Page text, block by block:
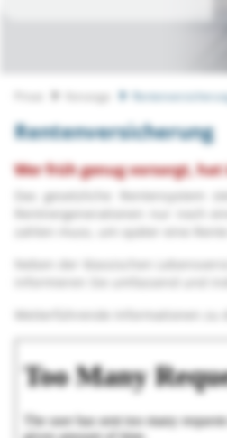
Vorsorge
Rentenversicherung
Wer früh genug vorsorgt,
Das gesetzliche
Rentnergenerationen nur noch
zahlen muss, um später eine
Neben der klassischen
informieren Sie umfassend und
Weiterführende Informationen zu